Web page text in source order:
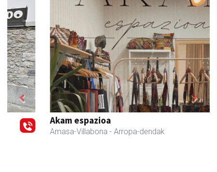
Akam espazioa
Amasa-Villabona - Arropa-dendak
Previous Next